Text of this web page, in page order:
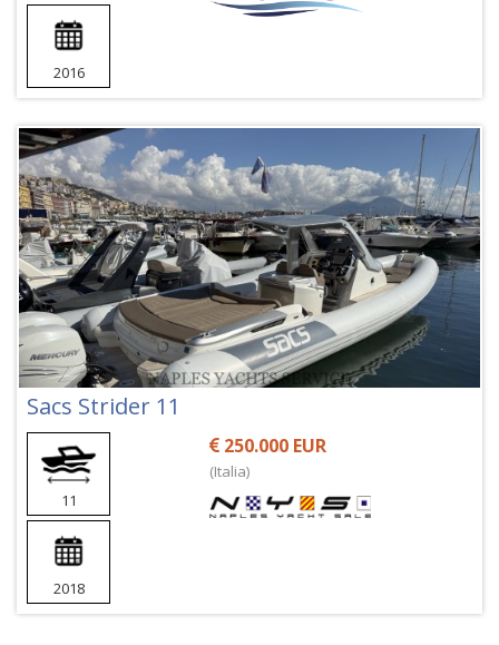
2016
Sacs Strider 11
11
2018
250.000 EUR
(Italia)